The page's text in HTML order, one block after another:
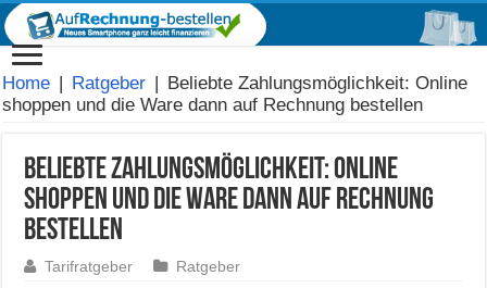
Home | Ratgeber | Beliebte Zahlungsmöglichkeit: Online
shoppen und die Ware dann auf Rechnung bestellen
Beliebte Zahlungsmöglichkeit: Online
shoppen und die Ware dann auf Rechnung
bestellen
Tarifratgeber Ratgeber